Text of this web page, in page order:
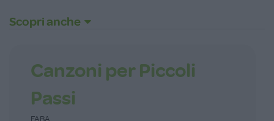
Scopri anche
Canzoni per Piccoli
Passi
FABA